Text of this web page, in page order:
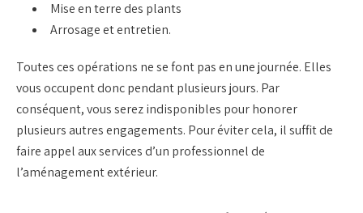
Mise en terre des plants
Arrosage et entretien.
Toutes ces opérations ne se font pas en une journée. Elles
vous occupent donc pendant plusieurs jours. Par
conséquent, vous serez indisponibles pour honorer
plusieurs autres engagements. Pour éviter cela, il suffit de
faire appel aux services d’un professionnel de
l’aménagement extérieur.